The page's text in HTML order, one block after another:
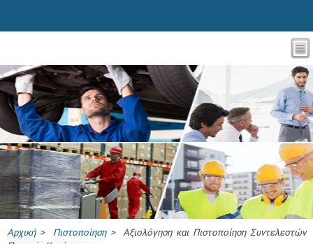
Αρχική> Πιστοποίηση> Αξιολόγηση και Πιστοποίηση Συντελεστών